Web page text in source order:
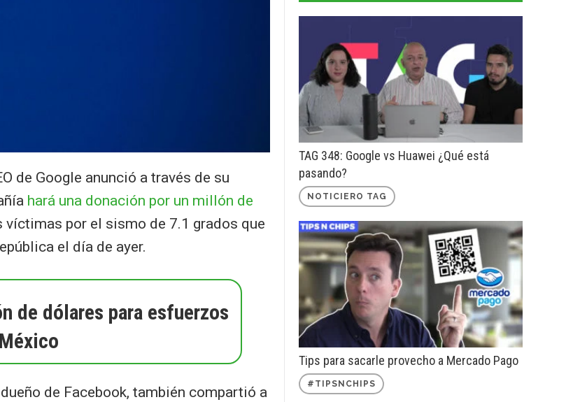
de Google anunció a través de su
hará una donación por un millón de
víctimas por el sismo de 7.1 grados que
el día de ayer.
de dólares para esfuerzos
de Facebook, también compartió a
TAG 348: Google vs Huawei ¿Qué está
pasando?
NOTICIERO TAG
Tips para sacarle provecho a Mercado Pago
#TIPSNCHIPS